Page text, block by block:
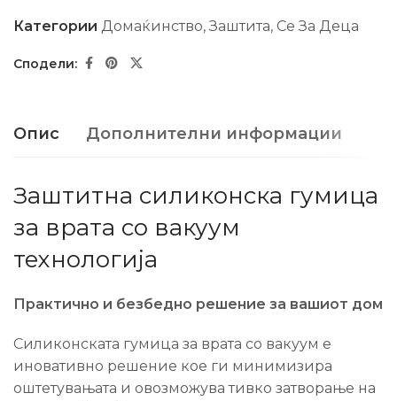
Категории Домаќинство,Заштита, Се За Деца
Опис Дополнителни информации
Заштитна силиконска гумица
за врата со вакуум
технологија
Практично и безбедно решение за вашиот дом
Силиконската гумица за врата со вакуум е
иновативно решение кое ги минимизира
оштетувањата и овозможува тивко затворање на